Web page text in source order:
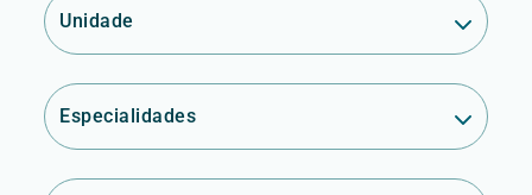
Unidade
Especialidades